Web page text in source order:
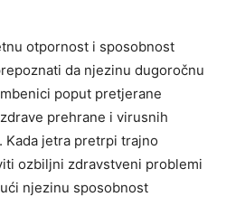
otpornost i sposobnost
da njezinu dugoročnu
poput pretjerane
prehrane i virusnih
jetra pretrpi trajno
ozbiljni zdravstveni problemi
njezinu sposobnost